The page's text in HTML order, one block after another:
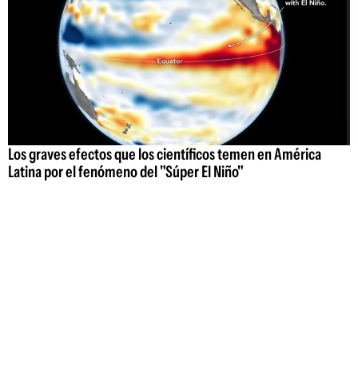
Los graves efectos que los científicos temen en América
Latina por el fenómeno del "Súper El Niño"